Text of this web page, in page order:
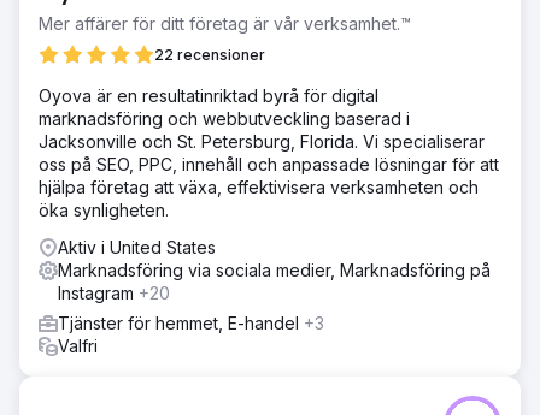
Gå till byråsida
Mer affärer för ditt företag är vår verksamhet.™
22 recensioner
Oyova är en resultatinriktad byrå för digital
marknadsföring och webbutveckling baserad i
Jacksonville och St. Petersburg, Florida. Vi specialiserar
oss på SEO, PPC, innehåll och anpassade lösningar för att
hjälpa företag att växa, effektivisera verksamheten och
öka synligheten.
Aktiv i United States
Marknadsföring via sociala medier, Marknadsföring på
Instagram +20
Tjänster för hemmet, E-handel +3
Valfri